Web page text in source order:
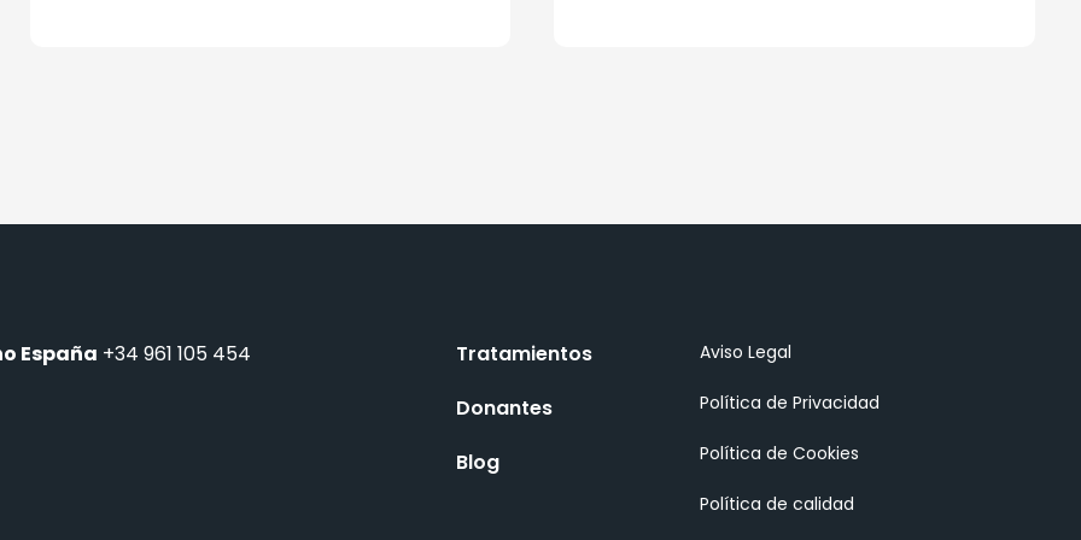
España +34 961 105 454
Tratamientos
Donantes
Blog
Aviso Legal
Política de Privacidad
Política de Cookies
Política de calidad